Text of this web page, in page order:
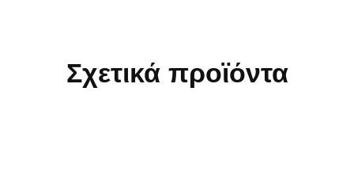
Σχετικά προϊόντα